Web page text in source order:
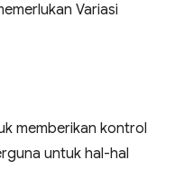
Variasi
memberikan kontrol
untuk hal-hal